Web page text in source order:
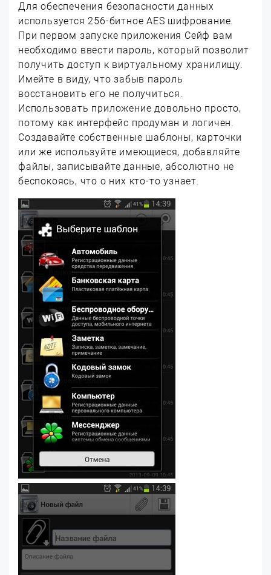
Для обеспечения безопасности данных
используется 256-битное AES шифрование.
При первом запуске приложения Сейф вам
необходимо ввести пароль, который позволит
получить доступ к виртуальному хранилищу.
Имейте в виду, что забыв пароль
восстановить его не получиться.
Использовать приложение довольно просто,
потому как интерфейс продуман и логичен.
Создавайте собственные шаблоны, карточки
или же используйте имеющиеся, добавляйте
файлы, записывайте данные, абсолютно не
беспокоясь, что о них кто-то узнает.